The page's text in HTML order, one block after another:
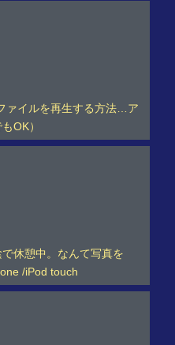
ァイルを再生する方法…ア
OK）
休憩中。なんて写真を
/iPod touch